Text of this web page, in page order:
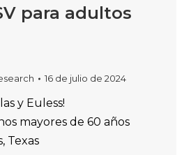
para adultos
16 de julio de 2024
y Euless!
mayores de 60 años
Texas